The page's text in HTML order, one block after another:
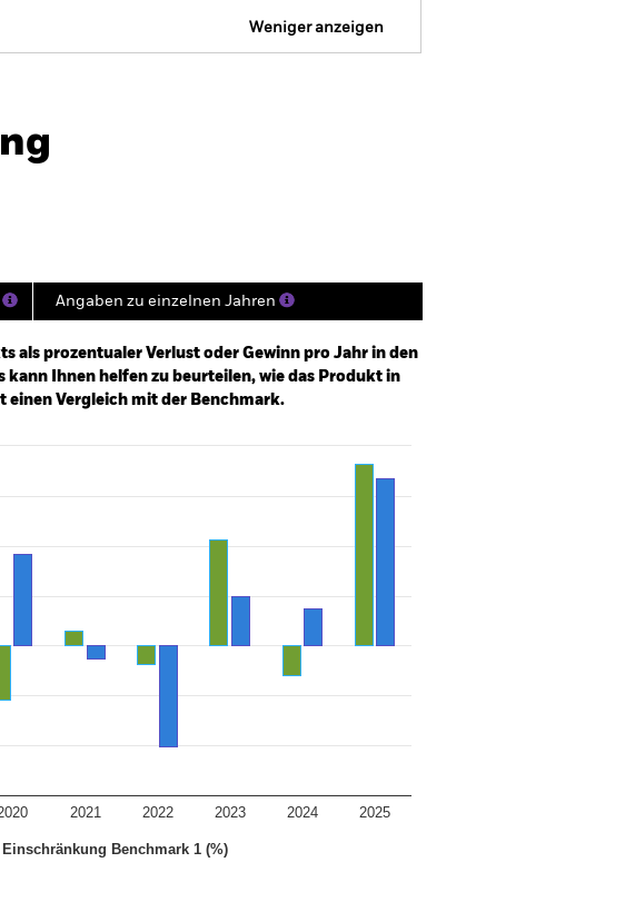
Weniger anzeigen
Angaben zu einzelnen Jahren
als prozentualer Verlust oder Gewinn pro Jahr in den
kann Ihnen helfen zu beurteilen, wie das Produkt in
einen Vergleich mit der Benchmark.
40.
Einschränkung Benchmark 1 (%)
2021 2022 2023 2024 2025